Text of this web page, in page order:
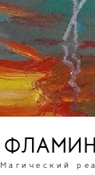
Магический